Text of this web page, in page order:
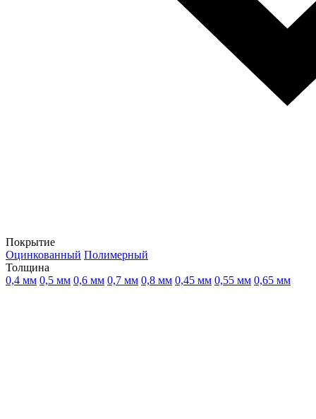
Покрытие
Оцинкованный Полимерный
Толщина
0,4 мм 0,5 мм 0,6 мм 0,7 мм 0,8 мм 0,45 мм 0,55 мм 0,65 мм